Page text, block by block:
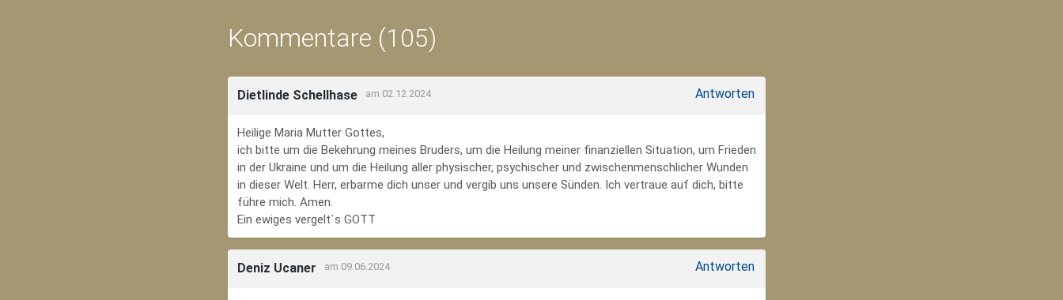
Kommentare (105)
Dietlinde Schellhase am 02.12.2024 Antworten
Heilige Maria Mutter Gottes,
ich bitte um die Bekehrung meines Bruders, um die Heilung meiner finanziellen Situation, um Frieden
in der Ukraine und um die Heilung aller physischer, psychischer und zwischenmenschlicher Wunden
in dieser Welt. Herr, erbarme dich unser und vergib uns unsere Sünden. Ich vertraue auf dich, bitte
führe mich. Amen.
Ein ewiges vergelt`s GOTT
Deniz Ucaner am 09.06.2024 Antworten